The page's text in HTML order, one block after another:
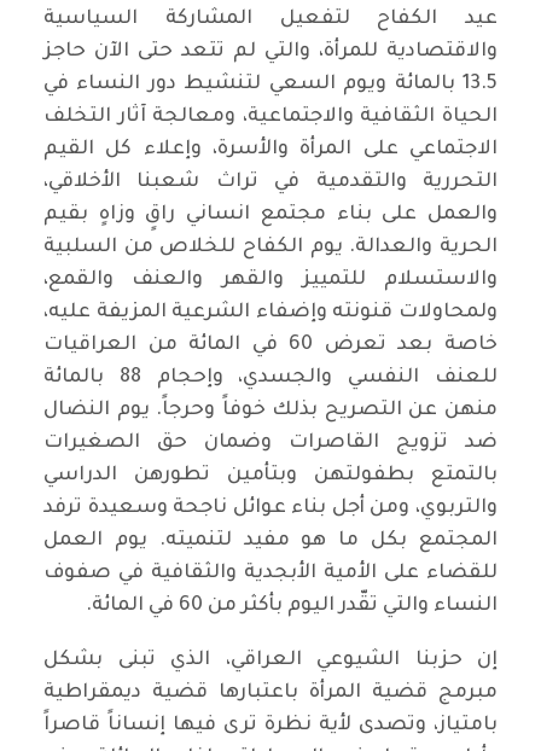
عيد الكفاح لتفعيل المشاركة السياسية
والاقتصادية للمرأة، والتي لم تتعد حتى الآن حاجز
13.5 بالمائة ويوم السعي لتنشيط دور النساء في
الحياة الثقافية والاجتماعية، ومعالجة آثار التخلف
الاجتماعي على المرأة والأسرة، وإعلاء كل القيم
التحررية والتقدمية في تراث شعبنا الأخلاقي،
والعمل على بناء مجتمع انساني راقٍ وزاهٍ بقيم
الحرية والعدالة. يوم الكفاح للخلاص من السلبية
والاستسلام للتمييز والقهر والعنف والقمع،
ولمحاولات قنونته وإضفاء الشرعية المزيفة عليه،
خاصة بعد تعرض 60 في المائة من العراقيات
للعنف النفسي والجسدي، وإحجام 88 بالمائة
منهن عن التصريح بذلك خوفاً وحرجاً. يوم النضال
ضد تزويج القاصرات وضمان حق الصغيرات
بالتمتع بطفولتهن وبتأمين تطورهن الدراسي
والتربوي، ومن أجل بناء عوائل ناجحة وسعيدة ترفد
المجتمع بكل ما هو مفيد لتنميته. يوم العمل
للقضاء على الأمية الأبجدية والثقافية في صفوف
النساء والتي تقّدر اليوم بأكثر من 60 في المائة.
إن حزبنا الشيوعي العراقي، الذي تبنى بشكل
مبرمج قضية المرأة باعتبارها قضية ديمقراطية
بامتياز، وتصدى لأية نظرة ترى فيها إنساناً قاصراً